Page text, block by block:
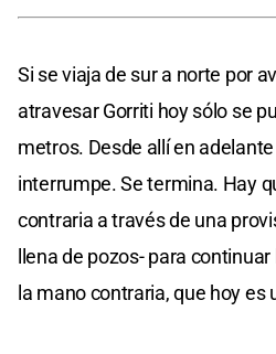
Si se viaja de sur a norte por
atravesar Gorriti hoy sólo se
metros. Desde allí en
interrumpe. Se termina. Hay
contraria a través de una
llena de pozos- para
la mano contraria, que hoy es